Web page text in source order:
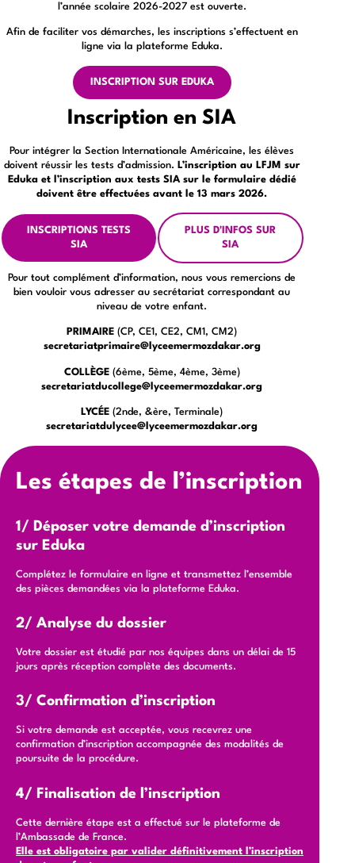
l’année scolaire 2026-2027 est ouverte.
Afin de faciliter vos démarches, les inscriptions s’effectuent en
ligne via la plateforme Eduka.
INSCRIPTION SUR EDUKA
Inscription en SIA
Pour intégrer la Section Internationale Américaine, les élèves
doivent réussir les tests d’admission. L’inscription au LFJM sur
Eduka et l’inscription aux tests SIA sur le formulaire dédié
doivent être effectuées avant le 13 mars 2026.
INSCRIPTIONS TESTS
SIA
PLUS D'INFOS SUR
SIA
Pour tout complément d’information, nous vous remercions de
bien vouloir vous adresser au secrétariat correspondant au
niveau de votre enfant.
PRIMAIRE (CP, CE1, CE2, CM1, CM2)
secretariatprimaire@lyceemermozdakar.org
COLLÈGE (6ème, 5ème, 4ème, 3ème)
secretariatducollege@lyceemermozdakar.org
LYCÉE (2nde, &ère, Terminale)
secretariatdulycee@lyceemermozdakar.org
Les étapes de l’inscription
1/ Déposer votre demande d’inscription
sur Eduka
Complétez le formulaire en ligne et transmettez l’ensemble
des pièces demandées via la plateforme Eduka.
2/ Analyse du dossier
Votre dossier est étudié par nos équipes dans un délai de 15
jours après réception complète des documents.
3/ Confirmation d’inscription
Si votre demande est acceptée, vous recevrez une
confirmation d’inscription accompagnée des modalités de
poursuite de la procédure.
4/ Finalisation de l’inscription
Cette dernière étape est a effectué sur le plateforme de
l’Ambassade de France.
Elle est obligatoire par valider définitivement l’inscription